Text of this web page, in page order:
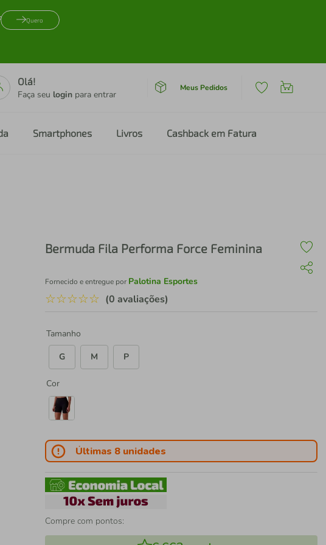
Quero
Olá!
Faça seu login para entrar
Meus Pedidos
Smartphones Livros Cashback em Fatura
Bermuda Fila Performa Force Feminina
Fornecido e entregue por Palotina Esportes
☆☆☆☆☆ (0 avaliações)
Tamanho
G
M P
Cor
Últimas 8 unidades
Compre com pontos: